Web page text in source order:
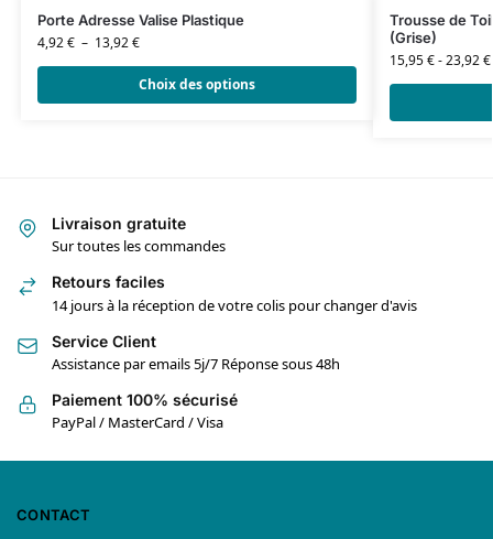
Porte Adresse Valise Plastique
4,92€ – 13,92€
Choix des options
Trousse de
(Grise)
15,95€-23,92€
Livraison gratuite
Sur toutes les commandes
Retours faciles
14 jours à la réception de votre colis pour changer d'avis
Service Client
Assistance par emails 5j/7 Réponse sous 48h
Paiement 100% sécurisé
PayPal / MasterCard / Visa
CONTACT